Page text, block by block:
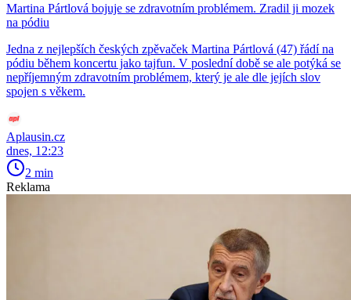
Martina Pártlová bojuje se zdravotním problémem. Zradil ji mozek
na pódiu
Jedna z nejlepších českých zpěvaček Martina Pártlová (47) řádí na
pódiu během koncertu jako tajfun. V poslední době se ale potýká se
nepříjemným zdravotním problémem, který je ale dle jejích slov
spojen s věkem.
Aplausin.cz
dnes, 12:23
2 min
Reklama